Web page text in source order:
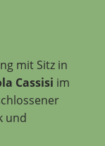
mit Sitz in
Cassisi im
und